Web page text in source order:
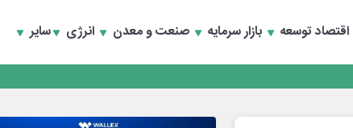
اقتصاد توسعه بازار سرمایه صنعت و معدن انرژی سایر
نو و تجدیدپذیر با حضور استاندار اصفهان